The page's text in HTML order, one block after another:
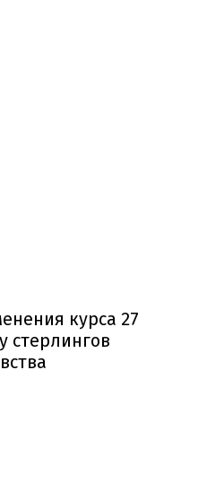
курса 27
стерлингов